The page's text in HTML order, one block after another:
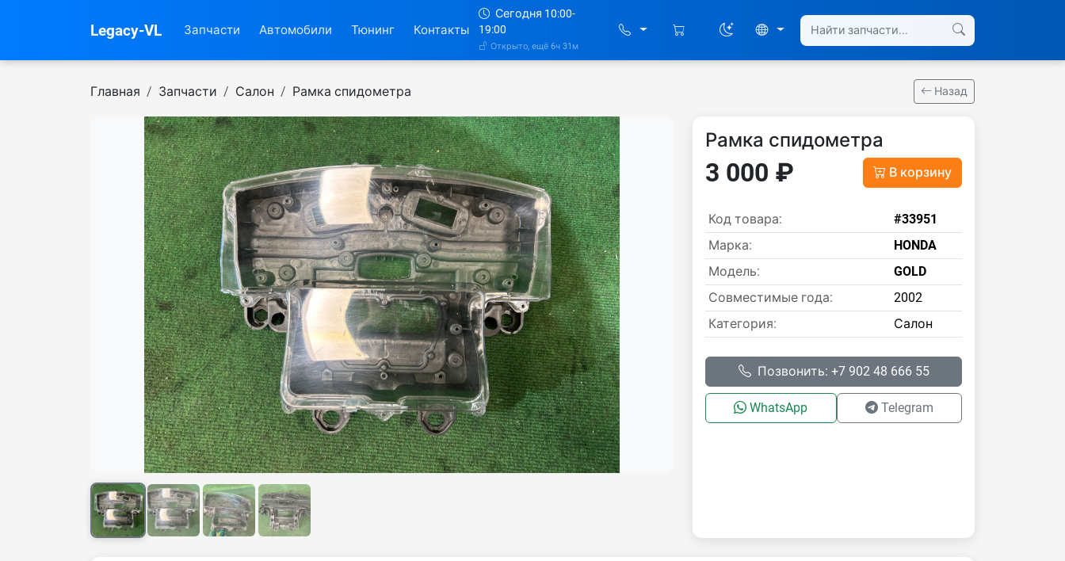
Legacy-VL Запчасти Автомобили Тюнинг Контакты
Сегодня 10:00-
19:00
Открыто, ещё 6ч 31м
Главная Запчасти Салон Рамка спидометра Назад
Рамка спидометра
3 000 ₽ В корзину
Код товара:
#33951
Марка:
HONDA
Модель:
GOLD
Совместимые года:
2002
Категория:
Салон
Позвонить: +7 902 48 666 55
WhatsApp Telegram